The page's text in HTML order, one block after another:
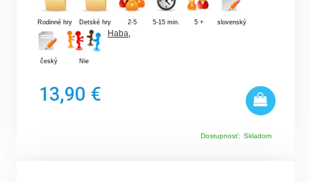
Rodinné hry Detské hry 2-5 5-15 min. 5 + slovenský
český Nie
Haba,
13,90 €
Dostupnosť: Skladom